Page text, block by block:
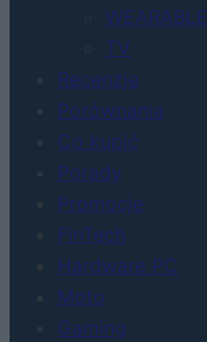
WEARABLE
TV
Recenzje
Porównania
Co kupić
Porady
Promocje
FinTech
Hardware PC
Moto
Gaming